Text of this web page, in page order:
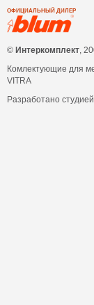
ОФИЦИАЛЬНЫЙ ДИЛЕР
© Интеркомплект ,
Комлектующие для
VITRA
Разработано студией